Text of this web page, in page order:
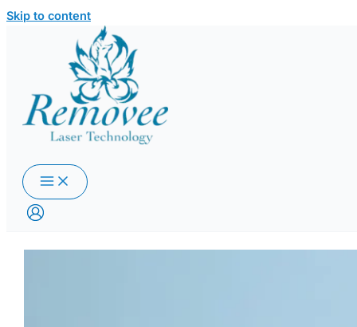
Skip to content